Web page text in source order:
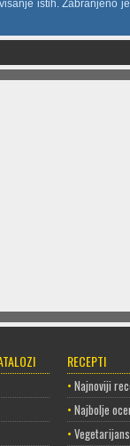
istih. Zabranjeno
RECEPTI
• Najnoviji
• Najbolje
•